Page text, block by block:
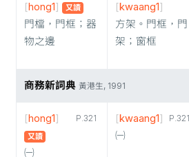
[hong1] 又讀
門檔，門框；器
物之邊
[kwaang1]
方架。門框，門
架；窗框
商務新詞典 黃港生, 1991
P.321
[hong1]
又讀
㈠
P.321
[kwaang1]
㈠